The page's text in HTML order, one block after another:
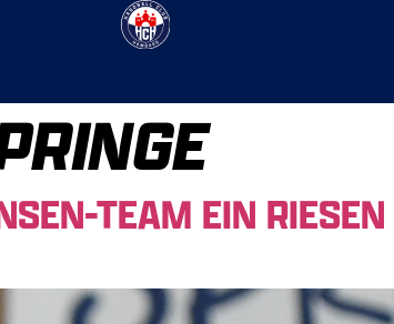
TEAM EIN